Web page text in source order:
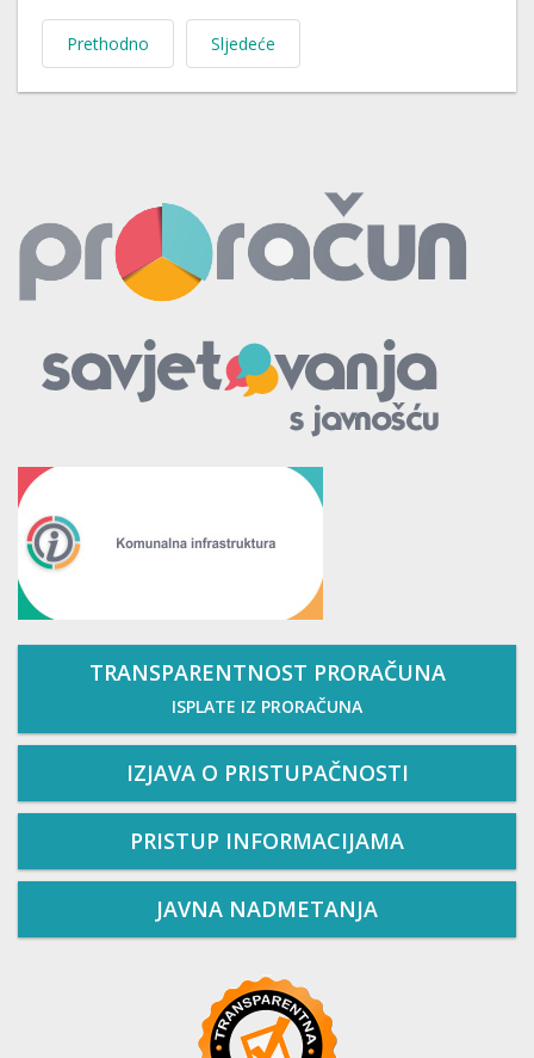
Prethodno Sljedeće
TRANSPARENTNOST PRORAČUNA
ISPLATE IZ PRORAČUNA
IZJAVA O PRISTUPAČNOSTI
PRISTUP INFORMACIJAMA
JAVNA NADMETANJA